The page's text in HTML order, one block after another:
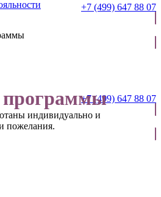
+7 (499) 647 88 07
+7 (499) 647 88 07
ОТПРАВИТЬ ЗАЯВКУ
программы
индивидуально и
пожелания.